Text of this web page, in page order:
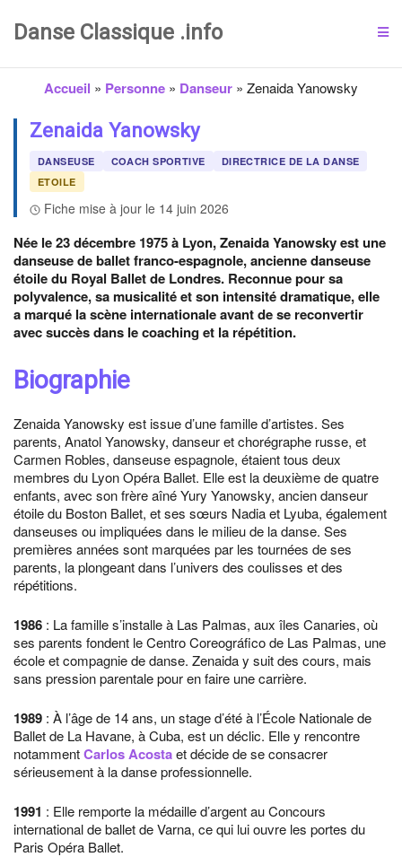
Danse Classique .info
Accueil » Personne » Danseur » Zenaida Yanowsky
Zenaida Yanowsky
DANSEUSE COACH SPORTIVE
DIRECTRICE DE LA DANSE
ETOILE
Fiche mise à jour le 14 juin 2026
Née le 23 décembre 1975 à Lyon, Zenaida Yanowsky est une
danseuse de ballet franco-espagnole, ancienne danseuse
étoile du Royal Ballet de Londres. Reconnue pour sa
polyvalence, sa musicalité et son intensité dramatique, elle
a marqué la scène internationale avant de se reconvertir
avec succès dans le coaching et la répétition.
Biographie
Zenaida Yanowsky est issue d’une famille d’artistes. Ses
parents, Anatol Yanowsky, danseur et chorégraphe russe, et
Carmen Robles, danseuse espagnole, étaient tous deux
membres du Lyon Opéra Ballet. Elle est la deuxième de quatre
enfants, avec son frère aîné Yury Yanowsky, ancien danseur
étoile du Boston Ballet, et ses sœurs Nadia et Lyuba, également
danseuses ou impliquées dans le milieu de la danse. Ses
premières années sont marquées par les tournées de ses
parents, la plongeant dans l’univers des coulisses et des
répétitions.
1986 : La famille s’installe à Las Palmas, aux îles Canaries, où
ses parents fondent le Centro Coreográfico de Las Palmas, une
école et compagnie de danse. Zenaida y suit des cours, mais
sans pression parentale pour en faire une carrière.
1989 : À l’âge de 14 ans, un stage d’été à l’École Nationale de
Ballet de La Havane, à Cuba, est un déclic. Elle y rencontre
notammentCarlos Acostaet décide de se consacrer
sérieusement à la danse professionnelle.
1991 : Elle remporte la médaille d’argent au Concours
international de ballet de Varna, ce qui lui ouvre les portes du
Paris Opéra Ballet.